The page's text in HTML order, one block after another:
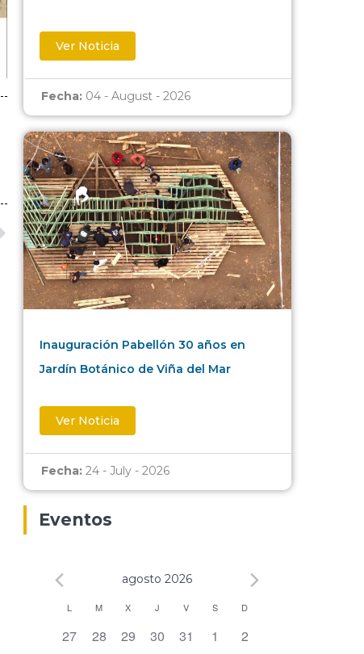
Ver Noticia
Fecha: 04 - August - 2026
Inauguración Pabellón 30 años en
Jardín Botánico de Viña del Mar
Ver Noticia
Fecha: 24 - July - 2026
Eventos
agosto 2026
Calendario
de
L M X J V S D
0 eventos,
27 0 eventos,
28 0 eventos,
29 0 eventos,
30 0 eventos,
31 0 eventos,
1 0 eventos,
2